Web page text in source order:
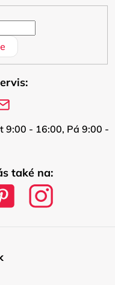
9:00 - 16:00, Pá 9:00 -
také na: